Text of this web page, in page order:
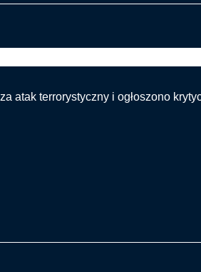
atak terrorystyczny i ogłoszono